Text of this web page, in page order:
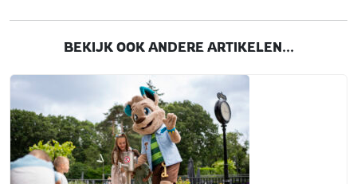
BEKIJK OOK ANDERE ARTIKELEN...